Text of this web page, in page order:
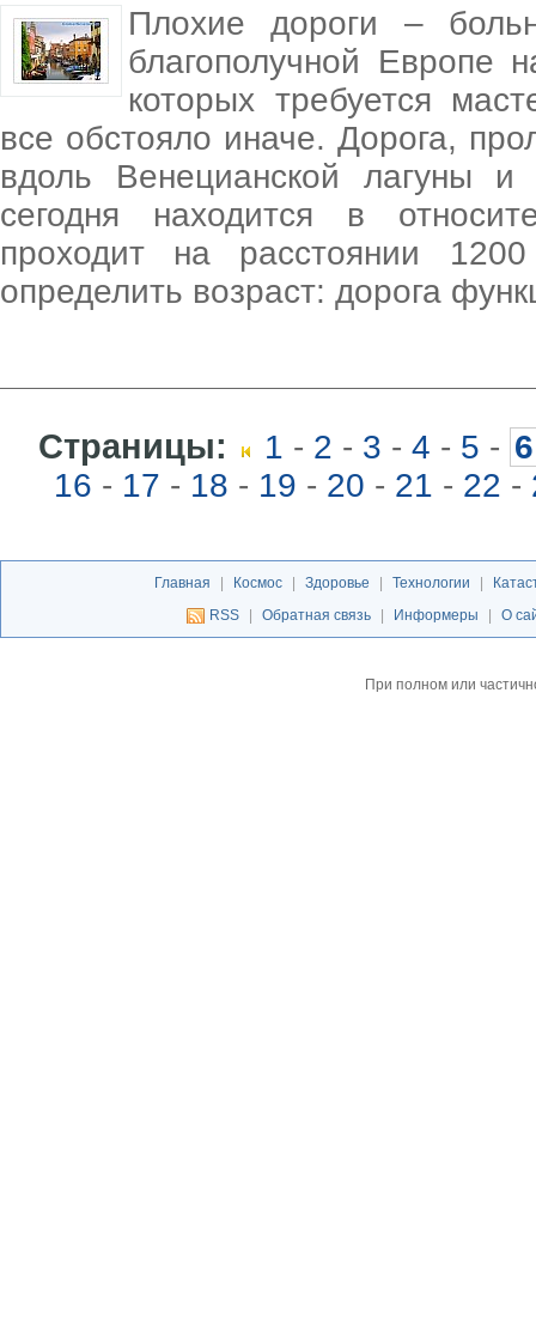
Плохие дороги –
благополучной Европе
которых требуется
все обстояло иначе. Дорога,
вдоль Венецианской лагуны
сегодня находится в
проходит на расстоянии
определить возраст: дорога
Страницы: 1 - 2 - 3 - 4 - 5 - 6
16 - 17 - 18 - 19 - 20 - 21 - 22 -
Главная Космос Здоровье Технологии
RSS
Обратная связь Информеры О
При полном или